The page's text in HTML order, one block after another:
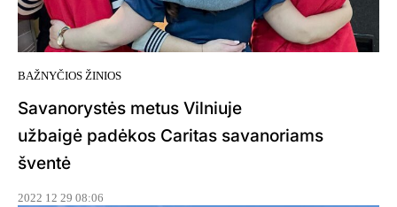
BAŽNYČIOS ŽINIOS
Savanorystės metus Vilniuje
užbaigė padėkos Caritas savanoriams
šventė
2022 12 29 08:06